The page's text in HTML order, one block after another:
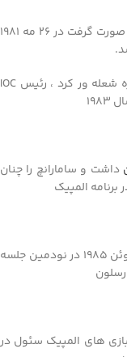
از هر دو طرف تلاش هایی برای ایجاد روابط نزدیک صورت گرفت در 26 مه 1981
اتحاد مجدد بدنه جهانی امیدهای المپیک را دوباره شعله ور کرد ، رئیس IOC
داشت و سامارانچ را چنان
برنامه المپیک
لحظه مورد انتظار در ساعت 5:45 بعدازظهر در 5 ژوئن 1985 در نودمین جلسه
های المپیک سئول در